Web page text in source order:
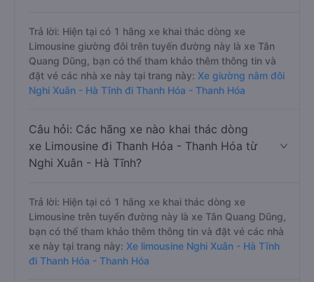
Trả lời: Hiện tại có 1 hãng xe khai thác dòng xe
Limousine giường đôi trên tuyến đường này là xe Tân
Quang Dũng, bạn có thể tham khảo thêm thông tin và
đặt vé các nhà xe này tại trang này: Xe giường nằm đôi
Nghi Xuân - Hà Tĩnh đi Thanh Hóa - Thanh Hóa
Câu hỏi: Các hãng xe nào khai thác dòng
xe Limousine đi Thanh Hóa - Thanh Hóa từ
Nghi Xuân - Hà Tĩnh?
Trả lời: Hiện tại có 1 hãng xe khai thác dòng xe
Limousine trên tuyến đường này là xe Tân Quang Dũng,
bạn có thể tham khảo thêm thông tin và đặt vé các nhà
xe này tại trang này: Xe limousine Nghi Xuân - Hà Tĩnh
đi Thanh Hóa - Thanh Hóa